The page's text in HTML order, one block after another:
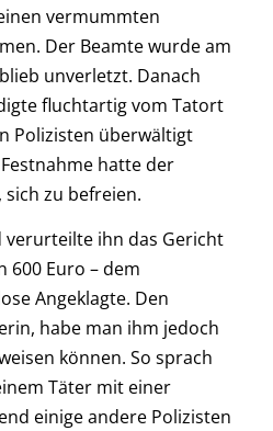
vermummten
Der Beamte wurde am
unverletzt. Danach
fluchtartig vom Tatort
Polizisten überwältigt
hatte der
zu befreien.
verurteilte ihn das Gericht
600 Euro – dem
Angeklagte. Den
habe man ihm jedoch
können. So sprach
Täter mit einer
einige andere Polizisten